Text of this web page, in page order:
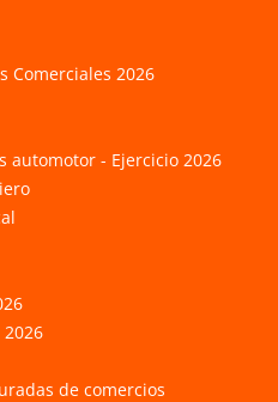
Comerciales 2026
automotor - Ejercicio 2026
de comercios